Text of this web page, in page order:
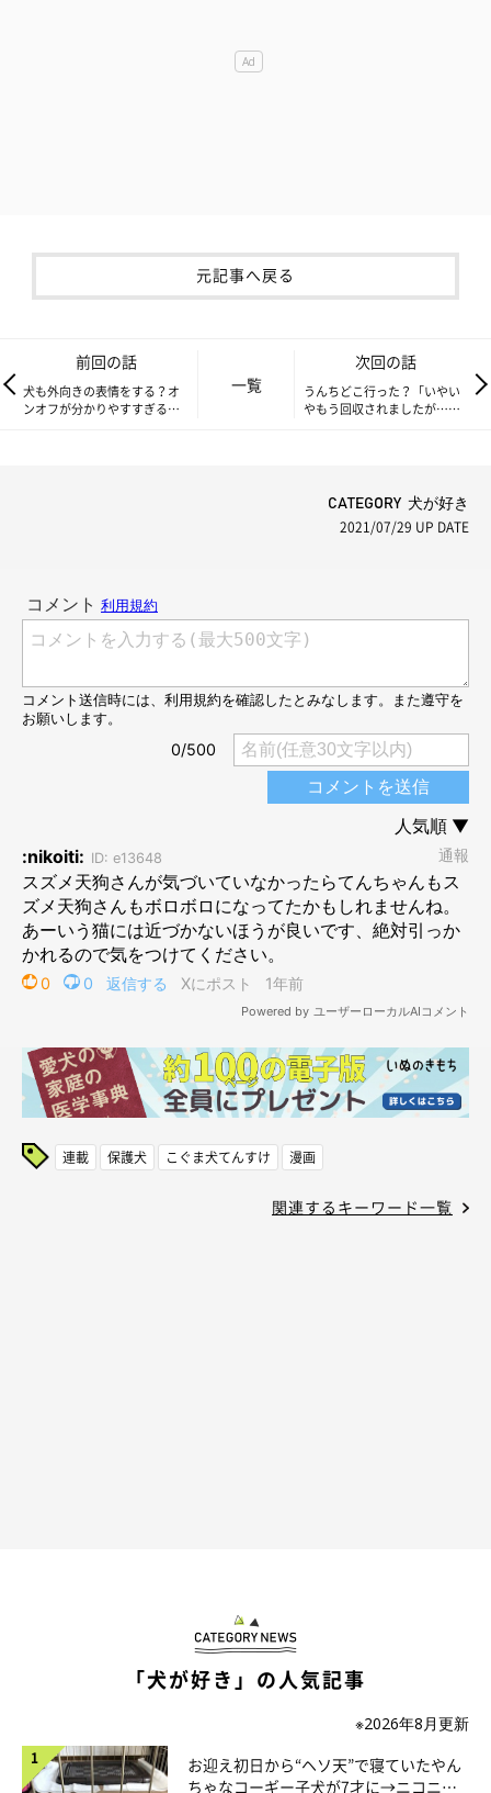
元記事へ戻る
前回の話
犬も外向きの表情をする？オ
ンオフが分かりやすすぎる愛
一覧
次回の話
うんちどこ行った？「いやい
やもう回収されましたが…」
CATEGORY 犬が好き
2021/07/29 UP DATE
連載 保護犬 こぐま犬てんすけ 漫画
関連するキーワード一覧
「犬が好き」の人気記事
※2026年8月更新
お迎え初日から“ヘソ天”で寝ていたやん
ちゃなコーギー子犬が7才に→ニコニ